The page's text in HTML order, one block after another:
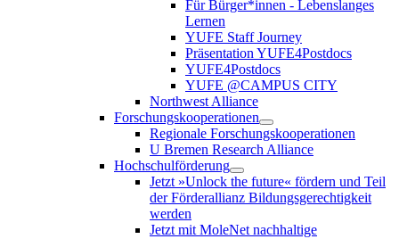
Für Bürger*innen - Lebenslanges
Lernen
YUFE Staff Journey
Präsentation YUFE4Postdocs
YUFE4Postdocs
YUFE @CAMPUS CITY
Northwest Alliance
Forschungskooperationen
Regionale Forschungskooperationen
U Bremen Research Alliance
Hochschulförderung
Jetzt »Unlock the future« fördern und Teil
der Förderallianz Bildungsgerechtigkeit
werden
Jetzt mit MoleNet nachhaltige